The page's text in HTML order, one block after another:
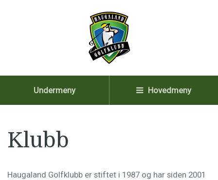
Undermeny Hovedmeny
Klubb
Haugaland Golfklubb er stiftet i 1987 og har siden 2001